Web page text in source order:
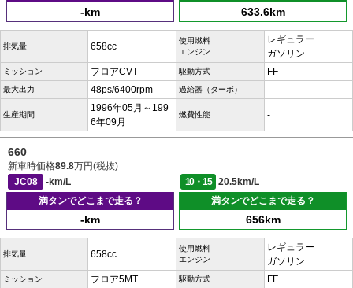
-km 633.6km
排気量 658cc
使用燃料
エンジン
レギュラー
ガソリン
ミッション フロアCVT 駆動方式 FF
最大出力 48ps/6400rpm 過給器（ターボ） -
生産期間
1996年05月～199
6年09月
燃費性能 -
660
新車時価格89.8万円(税抜)
JC08
-km/L 10・15
20.5km/L
満タンでどこまで走る？
-km
満タンでどこまで走る？
656km
排気量 658cc
使用燃料
エンジン
レギュラー
ガソリン
ミッション フロア5MT 駆動方式 FF